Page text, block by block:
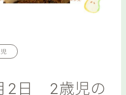
2日 2歳児の